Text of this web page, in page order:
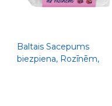
Baltais Sacepums
biezpiena, Rozīnēm,